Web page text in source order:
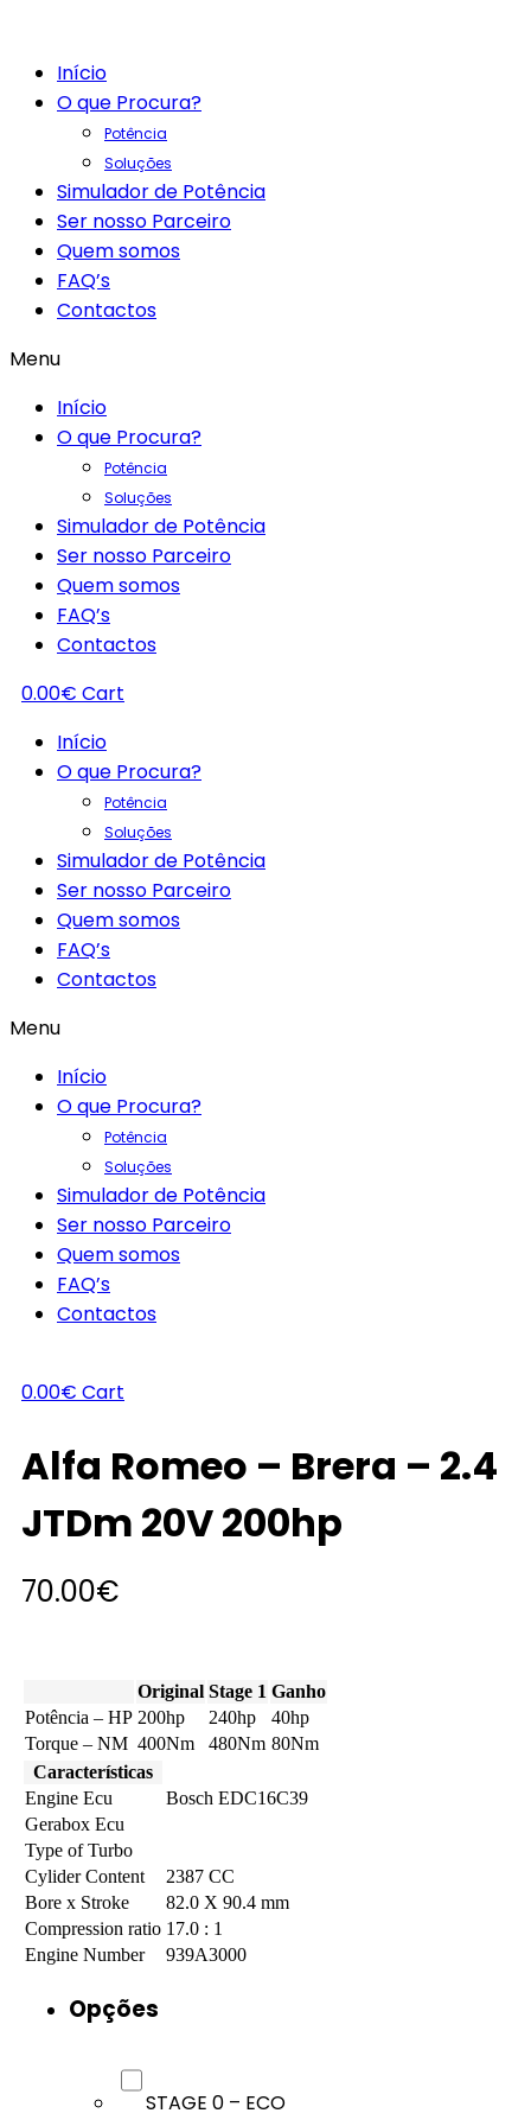
Início
O que Procura?
Potência
Soluções
Simulador de Potência
Ser nosso Parceiro
Quem somos
FAQ’s
Contactos
Menu
Início
O que Procura?
Potência
Soluções
Simulador de Potência
Ser nosso Parceiro
Quem somos
FAQ’s
Contactos
0.00€ Cart
Início
O que Procura?
Potência
Soluções
Simulador de Potência
Ser nosso Parceiro
Quem somos
FAQ’s
Contactos
Menu
Início
O que Procura?
Potência
Soluções
Simulador de Potência
Ser nosso Parceiro
Quem somos
FAQ’s
Contactos
0.00€ Cart
Alfa Romeo – Brera – 2.4
JTDm 20V 200hp
70.00€
Original Stage 1 Ganho
Potência – HP 200hp 240hp
40hp
Torque – NM 400Nm 480Nm 80Nm
Características
Engine Ecu
Bosch EDC16C39
Gerabox Ecu
Type of Turbo
Cylider Content
2387 CC
Bore x Stroke
82.0 X 90.4 mm
Compression ratio 17.0 : 1
Engine Number
939A3000
Opções
STAGE 0 – ECO